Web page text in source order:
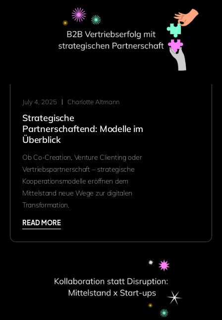
July 4, 2025 Charlotte Altmann
Strategische
Partnerschaftend: Modelle im
Überblick
Ob Co-Creation, Venture Clienting oder
Vertriebspartnerschaft – strategische
Kooperationsmodelle eröffnen dem
Mittelstand neue Wege zur digitalen
Transformation.
READ MORE